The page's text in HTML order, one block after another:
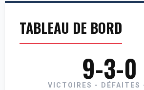
TABLEAU DE BORD
9-3-0
VICTOIRES - DÉFAITES